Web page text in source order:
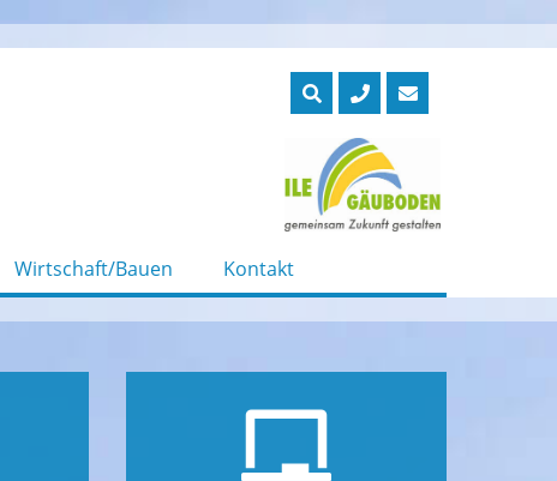
Wirtschaft/Bauen Kontakt